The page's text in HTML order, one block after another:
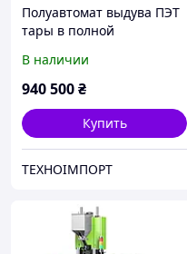
Полуавтомат выдува ПЭТ
тары в полной
В наличии
940 500₴
Купить
ТЕХНОІМПОРТ